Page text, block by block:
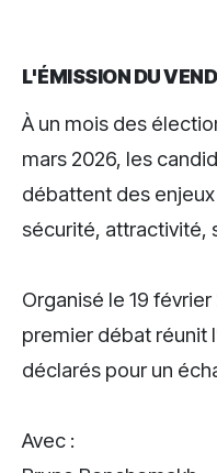
L'ÉMISSION DU
À un mois des
mars 2026, les
débattent des enjeux
sécurité, attractivité,
Organisé le 19
premier débat réunit
déclarés pour un
Avec :